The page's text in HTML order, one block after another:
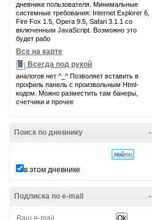
дневнике пользователя. Минимальные
системные требования: Internet Explorer 6,
Fire Fox 1.5, Opera 9.5, Safari 3.1.1 со
включенным JavaScript. Возможно это
будет рабо
Все на карте
Всегда под рукой
аналогов нет ^_^ Позволяет вставить в
профиль панель с произвольным Html-
кодом. Можно разместить там банеры,
счетчики и прочее
-
Поиск по дневнику
в этом дневнике
-
Подписка по e-mail